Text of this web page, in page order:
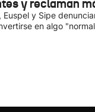
y reclaman
Euspel y Sipe
en algo